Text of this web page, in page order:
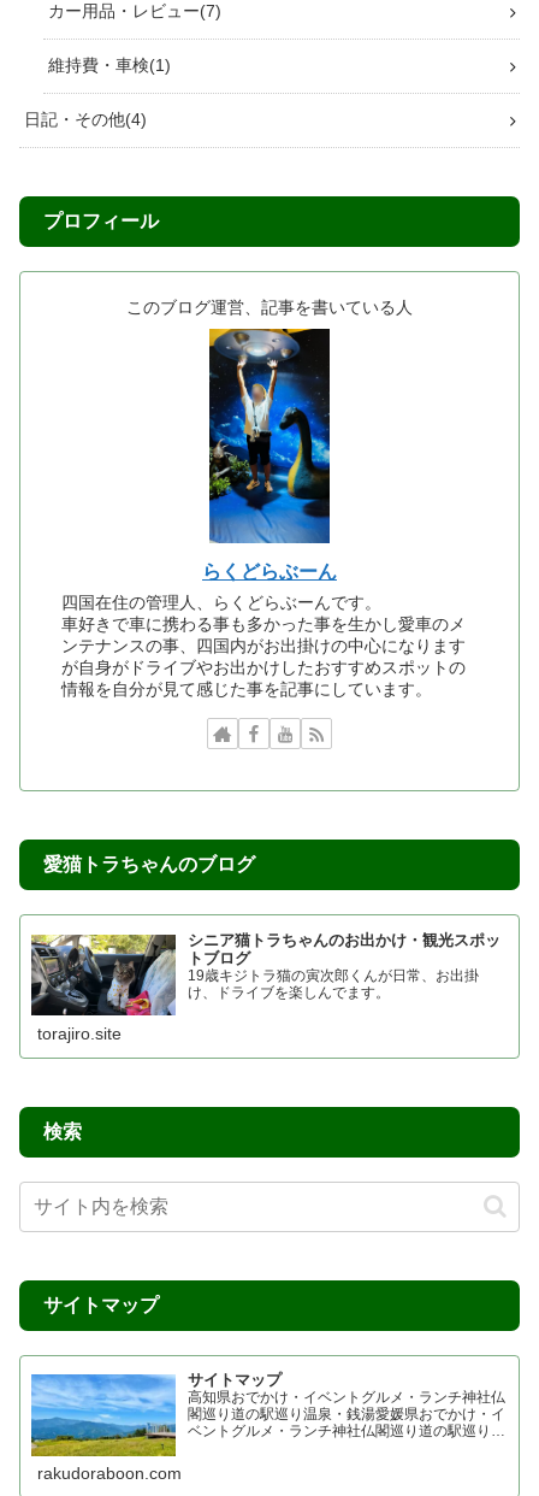
カー用品・レビュー 7
維持費・車検 1
日記・その他 4
プロフィール
このブログ運営、記事を書いている人
らくどらぶーん
四国在住の管理人、らくどらぶーんです。
車好きで車に携わる事も多かった事を生かし愛車のメ
ンテナンスの事、四国内がお出掛けの中心になります
が自身がドライブやお出かけしたおすすめスポットの
情報を自分が見て感じた事を記事にしています。
愛猫トラちゃんのブログ
シニア猫トラちゃんのお出かけ・観光スポッ
トブログ
19歳キジトラ猫の寅次郎くんが日常、お出掛
け、ドライブを楽しんでます。
torajiro.site
検索
サイトマップ
サイトマップ
高知県おでかけ・イベントグルメ・ランチ神社仏
閣巡り道の駅巡り温泉・銭湯愛媛県おでかけ・イ
ベントグルメ・ランチ神社仏閣巡り道の駅巡り温
rakudoraboon.com